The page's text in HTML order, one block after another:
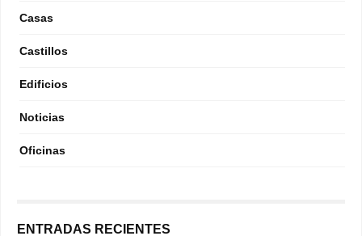
Casas
Castillos
Edificios
Noticias
Oficinas
ENTRADAS RECIENTES